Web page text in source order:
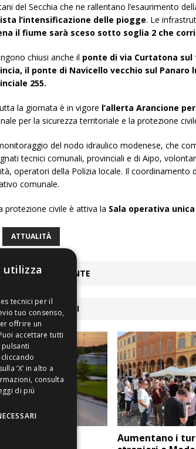
del Secchia che ne rallentano l’esaurimento
l’intensificazione delle piogge. Le
il fiume sarà sceso sotto soglia 2 che
chiusi anche il ponte di via Curtatona
il ponte di Navicello vecchio sul
255.
la giornata è in vigore l’allerta Arancione
per la sicurezza territoriale e la protezione
del nodo idraulico modenese, che
tecnici comunali, provinciali e di Aipo,
operatori della Polizia locale. Il coordinamento
comunale.
protezione civile è attiva la Sala operativa
ATTUALITÀ
PRECEDENTE
COLLEGATI
entro il 2024 a
Aumentano i
utilizza
di più